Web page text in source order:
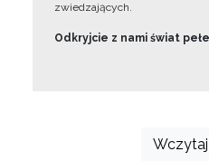
zwiedzających.
Odkryjcie z nami świat